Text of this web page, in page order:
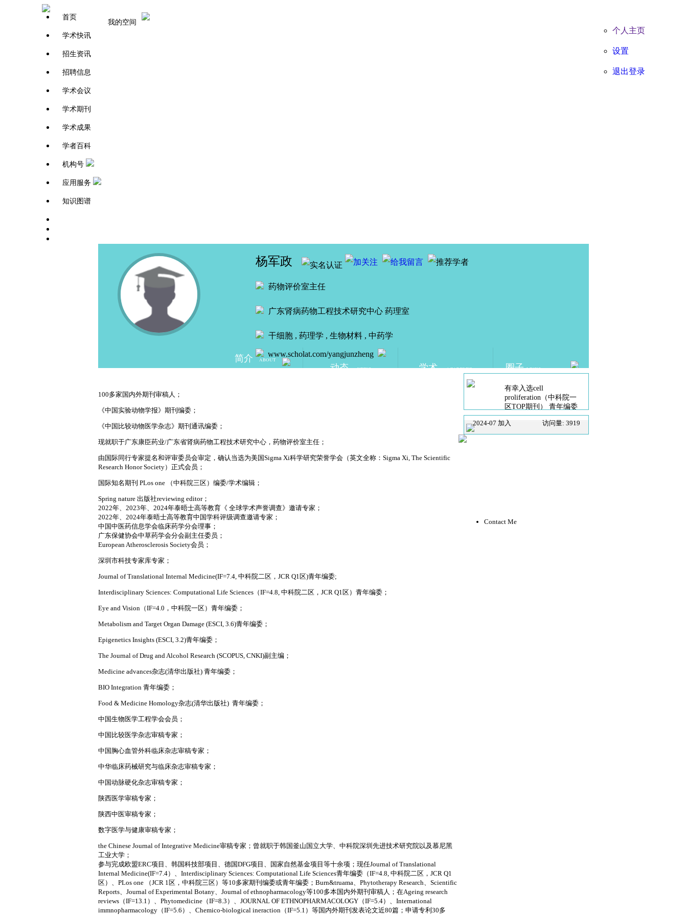
首页
学术快讯
招生资讯
招聘信息
学术会议
学术期刊
学术成果
学者百科
机构号
应用服务
知识图谱
我的空间
个人主页
设置
退出登录
杨军政
药物评价室主任
广东肾病药物工程技术研究中心 药理室
干细胞 , 药理学 , 生物材料 , 中药学
www.scholat.com/yangjunzheng
简介ABOUT
动态NEWS 学术ACADEMIC 圈子LINKS
100多家国内外期刊审稿人；
《中国实验动物学报》期刊编委；
《中国比较动物医学杂志》期刊通讯编委；
现就职于广东康臣药业/广东省肾病药物工程技术研究中心，药物评价室主任；
由国际同行专家提名和评审委员会审定，确认当选为美国Sigma Xi科学研究荣誉学会（英文全称：Sigma Xi, The Scientific
Research Honor Society）正式会员；
国际知名期刊 PLos one （中科院三区）编委/学术编辑；
Spring nature 出版社reviewing editor；
2022年、2023年、2024年泰晤士高等教育《 全球学术声誉调查》邀请专家；
2022年、2024年泰晤士高等教育中国学科评级调查邀请专家；
中国中医药信息学会临床药学分会理事；
广东保健协会中草药学会分会副主任委员；
European Atherosclerosis Society会员；
深圳市科技专家库专家；
Journal of Translational Internal Medicine(IF=7.4, 中科院二区，JCR Q1区)青年编委;
Interdisciplinary Sciences: Computational Life Sciences（IF=4.8, 中科院二区，JCR Q1区）青年编委；
Eye and Vision（IF=4.0，中科院一区）青年编委；
Metabolism and Target Organ Damage (ESCI, 3.6)青年编委；
Epigenetics Insights (ESCI, 3.2)青年编委；
The Journal of Drug and Alcohol Research (SCOPUS, CNKI)副主编；
Medicine advances杂志(清华出版社) 青年编委；
BIO Integration 青年编委；
Food & Medicine Homology杂志(清华出版社) 青年编委；
中国生物医学工程学会会员；
中国比较医学杂志审稿专家；
中国胸心血管外科临床杂志审稿专家；
中华临床药械研究与临床杂志审稿专家；
中国动脉硬化杂志审稿专家；
陕西医学审稿专家；
陕西中医审稿专家；
数字医学与健康审稿专家；
the Chinese Journal of Integrative Medicine审稿专家；曾就职于韩国釜山国立大学、中科院深圳先进技术研究院以及慕尼黑
工业大学；
参与完成欧盟ERC项目、韩国科技部项目、德国DFG项目、国家自然基金项目等十余项；现任Journal of Translational
Internal Medicine(IF=7.4）、Interdisciplinary Sciences: Computational Life Sciences青年编委（IF=4.8, 中科院二区，JCR Q1
区）、PLos one （JCR 1区，中科院三区）等10多家期刊编委或青年编委；Burn&truama、Phytotherapy Research、Scientific
Reports、Journal of Experimental Botany、Journal of ethnopharmacology等100多本国内外期刊审稿人；在Ageing research
reviews（IF=13.1）、Phytomedicine（IF=8.3）、JOURNAL OF ETHNOPHARMACOLOGY（IF=5.4）、International
immnopharmacology（IF=5.6）、Chemico-biological ineraction（IF=5.1）等国内外期刊发表论文近80篇；申请专利30多
有幸入选cell
proliferation（中科院一
区TOP期刊） 青年编委
应邀入选spring nature出
版社旗下 Discover Public
2024-07 加入 访问量: 3919
Contact Me